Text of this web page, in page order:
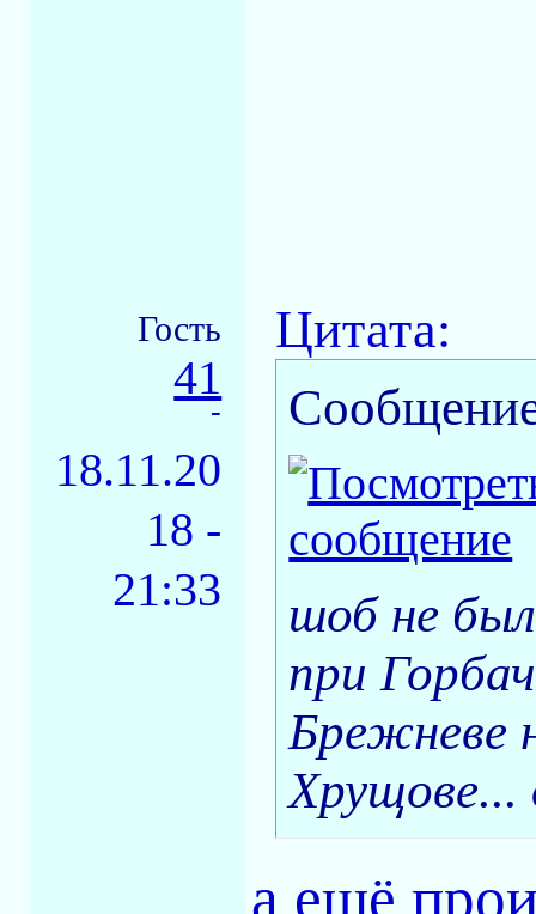
Гость
41
-
18.11.20
18 -
21:33
Цитата:
шоб не
при
Брежневе
Хрущове...
а ещё